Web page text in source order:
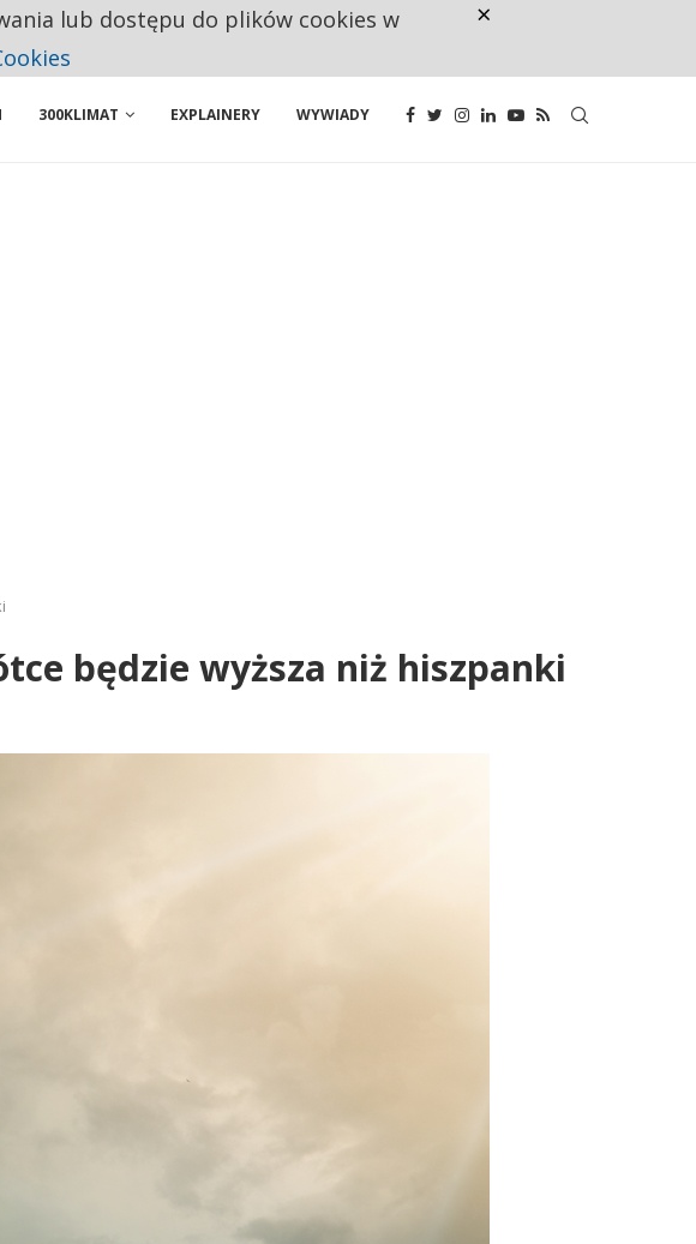
300KLIMAT EXPLAINERY WYWIADY
będzie wyższa niż hiszpanki
lub dostępu do plików cookies w
×